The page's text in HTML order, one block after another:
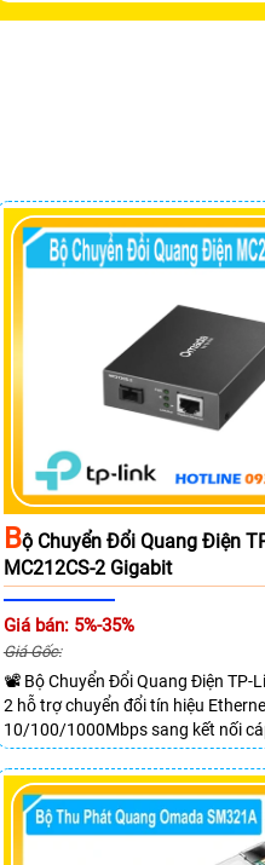
BỘ Chuyển Đổi Quang Điện
MC212CS-2 Gigabit
Giá bán: 5%-35%
Giá Gốc:
📽 Bộ Chuyển Đổi Quang Điện TP-
2 hỗ trợ chuyển đổi tín hiệu
10/100/1000Mbps sang kết nối
Gigabit Single Mode SC WDM hai
cổng RJ45 Gigabit Auto MDI/
Gigabit truyền dữ liệu hai chiều
20km.